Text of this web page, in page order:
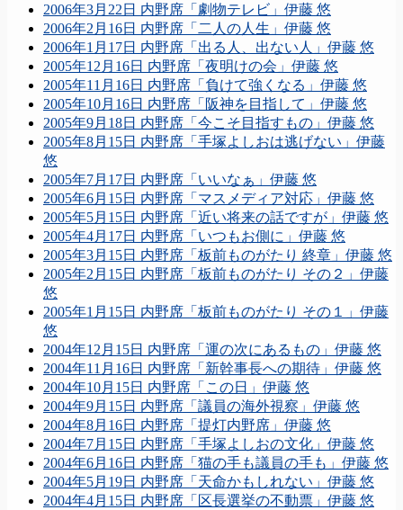
2006年3月22日 内野席「劇物テレビ」伊藤 悠
2006年2月16日 内野席「二人の人生」伊藤 悠
2006年1月17日 内野席「出る人、出ない人」伊藤 悠
2005年12月16日 内野席「夜明けの会」伊藤 悠
2005年11月16日 内野席「負けて強くなる」伊藤 悠
2005年10月16日 内野席「阪神を目指して」伊藤 悠
2005年9月18日 内野席「今こそ目指すもの」伊藤 悠
2005年8月15日 内野席「手塚よしおは逃げない」伊藤
悠
2005年7月17日 内野席「いいなぁ」伊藤 悠
2005年6月15日 内野席「マスメディア対応」伊藤 悠
2005年5月15日 内野席「近い将来の話ですが」伊藤 悠
2005年4月17日 内野席「いつもお側に」伊藤 悠
2005年3月15日 内野席「板前ものがたり 終章」伊藤 悠
2005年2月15日 内野席「板前ものがたり その２」伊藤
悠
2005年1月15日 内野席「板前ものがたり その１」伊藤
悠
2004年12月15日 内野席「運の次にあるもの」伊藤 悠
2004年11月16日 内野席「新幹事長への期待」伊藤 悠
2004年10月15日 内野席「この日」伊藤 悠
2004年9月15日 内野席「議員の海外視察」伊藤 悠
2004年8月16日 内野席「提灯内野席」伊藤 悠
2004年7月15日 内野席「手塚よしおの文化」伊藤 悠
2004年6月16日 内野席「猫の手も議員の手も」伊藤 悠
2004年5月19日 内野席「天命かもしれない」伊藤 悠
2004年4月15日 内野席「区長選挙の不動票」伊藤 悠